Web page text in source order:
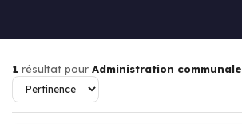
1 résultat pour Administration communale